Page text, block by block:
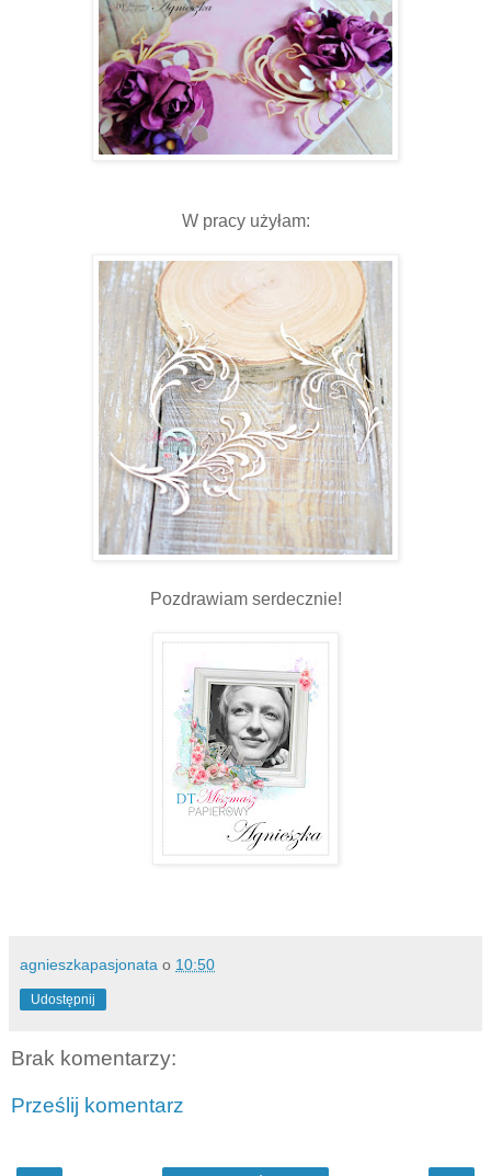
W pracy użyłam:
Pozdrawiam serdecznie!
agnieszkapasjonata o 10:50
Udostępnij
Brak komentarzy:
Prześlij komentarz